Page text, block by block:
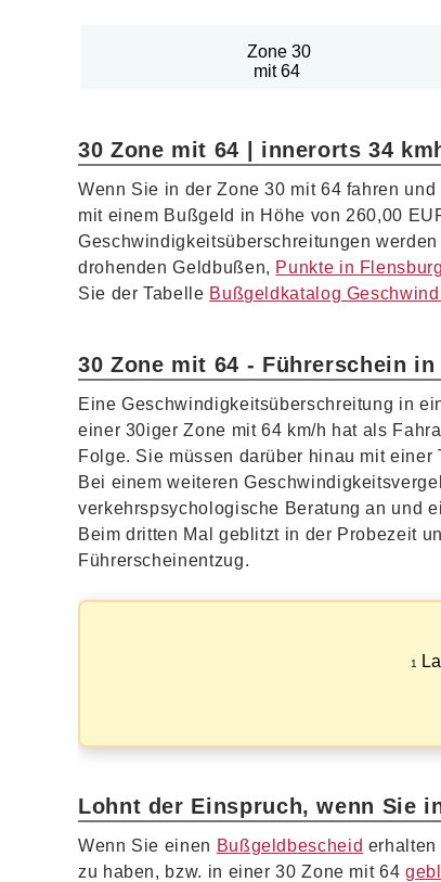
Zone 30
mit 64
30 Zone mit 64 | innerorts 34
Wenn Sie in der Zone 30 mit 64 fahren
mit einem Bußgeld in Höhe von 260,00
Geschwindigkeitsüberschreitungen
drohenden Geldbußen, Punkte in Flensburg
Sie der Tabelle Bußgeldkatalog
30 Zone mit 64 - Führerschein
Eine Geschwindigkeitsüberschreitung in
einer 30iger Zone mit 64 km/h hat als
Folge. Sie müssen darüber hinau mit
Bei einem weiteren
verkehrspsychologische Beratung an und
Beim dritten Mal geblitzt in der Probezeit
Führerscheinentzug.
1
Lohnt der Einspruch, wenn Sie
Wenn Sie einen Bußgeldbescheid erhalten
zu haben, bzw. in einer 30 Zone mit 64